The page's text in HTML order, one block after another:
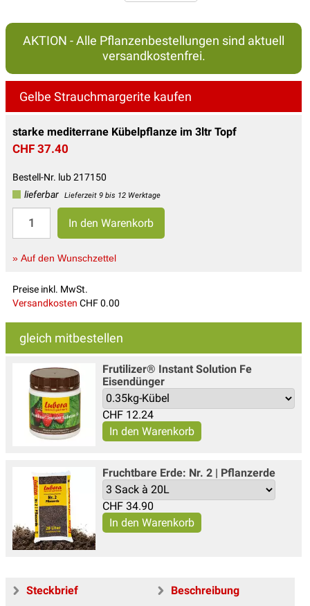
AKTION - Alle Pflanzenbestellungen sind aktuell
versandkostenfrei.
Gelbe Strauchmargerite kaufen
starke mediterrane Kübelpflanze im 3ltr Topf
CHF 37.40
Bestell-Nr. lub 217150
lieferbar
Lieferzeit 9 bis 12 Werktage
» Auf den Wunschzettel
Preise inkl. MwSt.
Versandkosten CHF 0.00
gleich mitbestellen
Frutilizer® Instant Solution Fe
Eisendünger
CHF 12.24
Fruchtbare Erde: Nr. 2 | Pflanzerde
CHF 34.90
Steckbrief
Beschreibung